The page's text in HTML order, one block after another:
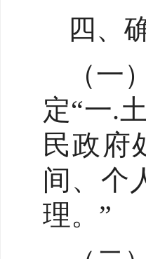
四、
（
定“一.
民政府
间、个
理。”